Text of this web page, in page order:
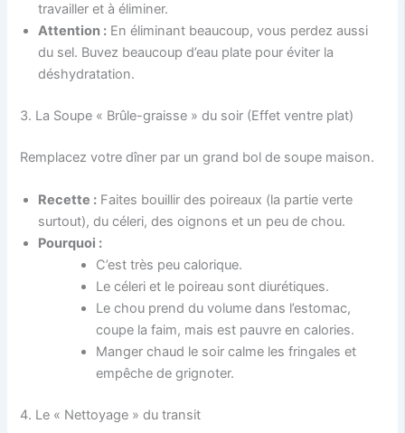
travailler et à éliminer.
Attention : En éliminant beaucoup, vous perdez aussi
du sel. Buvez beaucoup d’eau plate pour éviter la
déshydratation.
3. La Soupe « Brûle-graisse » du soir (Effet ventre plat)
Remplacez votre dîner par un grand bol de soupe maison.
Recette : Faites bouillir des poireaux (la partie verte
surtout), du céleri, des oignons et un peu de chou.
Pourquoi :
C’est très peu calorique.
Le céleri et le poireau sont diurétiques.
Le chou prend du volume dans l’estomac,
coupe la faim, mais est pauvre en calories.
Manger chaud le soir calme les fringales et
empêche de grignoter.
4. Le « Nettoyage » du transit